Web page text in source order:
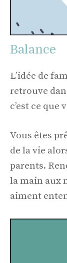
Balance
L’idée de
retrouve
c’est ce
Vous êtes
de la vie
parents.
la main aux
aiment